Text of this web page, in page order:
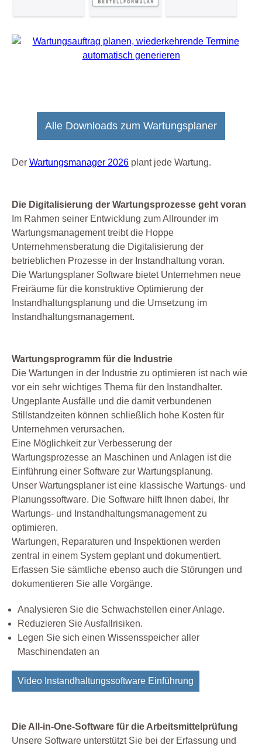
Alle Downloads zum Wartungsplaner
Der Wartungsmanager 2026 plant jede Wartung.
Die Digitalisierung der Wartungsprozesse geht voran
Im Rahmen seiner Entwicklung zum Allrounder im
Wartungsmanagement treibt die Hoppe
Unternehmensberatung die Digitalisierung der
betrieblichen Prozesse in der Instandhaltung voran.
Die Wartungsplaner Software bietet Unternehmen neue
Freiräume für die konstruktive Optimierung der
Instandhaltungsplanung und die Umsetzung im
Instandhaltungsmanagement.
Wartungsprogramm für die Industrie
Die Wartungen in der Industrie zu optimieren ist nach wie
vor ein sehr wichtiges Thema für den Instandhalter.
Ungeplante Ausfälle und die damit verbundenen
Stillstandzeiten können schließlich hohe Kosten für
Unternehmen verursachen.
Eine Möglichkeit zur Verbesserung der
Wartungsprozesse an Maschinen und Anlagen ist die
Einführung einer Software zur Wartungsplanung.
Unser Wartungsplaner ist eine klassische Wartungs- und
Planungssoftware. Die Software hilft Ihnen dabei, Ihr
Wartungs- und Instandhaltungsmanagement zu
optimieren.
Wartungen, Reparaturen und Inspektionen werden
zentral in einem System geplant und dokumentiert.
Erfassen Sie sämtliche ebenso auch die Störungen und
dokumentieren Sie alle Vorgänge.
Analysieren Sie die Schwachstellen einer Anlage.
Reduzieren Sie Ausfallrisiken.
Legen Sie sich einen Wissensspeicher aller
Maschinendaten an
Video Instandhaltungssoftware Einführung
Die All-in-One-Software für die Arbeitsmittelprüfung
Unsere Software unterstützt Sie bei der Erfassung und